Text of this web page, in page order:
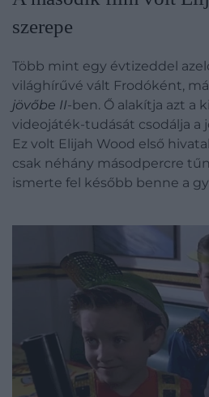
szerepe
Több mint egy évtizeddel
világhírűvé vált Frodóként,
jövőbe II-ben. Ő alakítja azt a
videojáték-tudását csodálja a
Ez volt Elijah Wood első
csak néhány másodpercre
ismerte fel később benne a